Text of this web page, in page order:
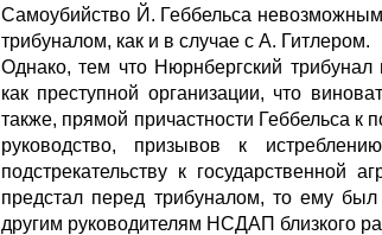
Самоубийство Й. Геббельса
трибуналом, как и в случае с А. Гитлером.
Однако, тем что Нюрнбергский
как преступной организации, что
также, прямой причастности Геббельса к
руководство, призывов к
подстрекательству к государственной
предстал перед трибуналом, то ему
другим руководителям НСДАП близкого